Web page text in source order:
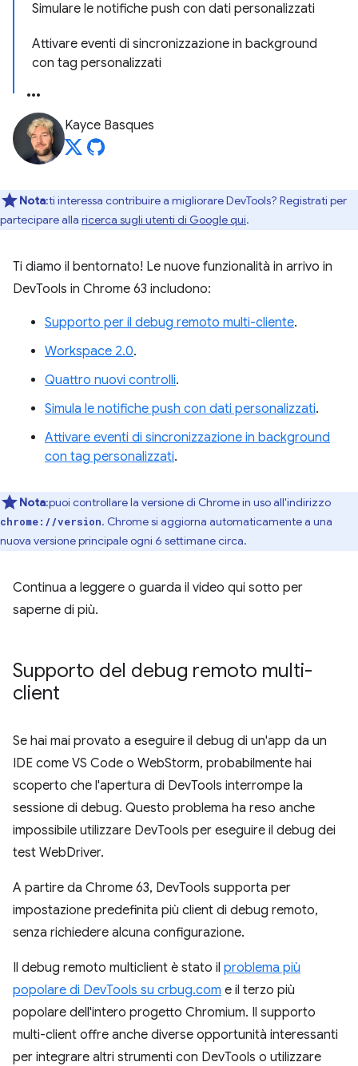
Simulare le notifiche push con dati personalizzati
Attivare eventi di sincronizzazione in background
con tag personalizzati
Kayce Basques
Nota:ti interessa contribuire a migliorare DevTools? Registrati per
partecipare alla ricerca sugli utenti di Google qui.
Ti diamo il bentornato! Le nuove funzionalità in arrivo in
DevTools in Chrome 63 includono:
Supporto per il debug remoto multi-cliente.
Workspace 2.0.
Quattro nuovi controlli.
Simula le notifiche push con dati personalizzati.
Attivare eventi di sincronizzazione in background
con tag personalizzati.
Nota:puoi controllare la versione di Chrome in uso all'indirizzo
chrome://version. Chrome si aggiorna automaticamente a una
nuova versione principale ogni 6 settimane circa.
Continua a leggere o guarda il video qui sotto per
saperne di più.
Supporto del debug remoto multi-
client
Se hai mai provato a eseguire il debug di un'app da un
IDE come VS Code o WebStorm, probabilmente hai
scoperto che l'apertura di DevTools interrompe la
sessione di debug. Questo problema ha reso anche
impossibile utilizzare DevTools per eseguire il debug dei
test WebDriver.
A partire da Chrome 63, DevTools supporta per
impostazione predefinita più client di debug remoto,
senza richiedere alcuna configurazione.
Il debug remoto multiclient è stato il problema più
popolare di DevTools su crbug.com e il terzo più
popolare dell'intero progetto Chromium. Il supporto
multi-client offre anche diverse opportunità interessanti
per integrare altri strumenti con DevTools o utilizzare